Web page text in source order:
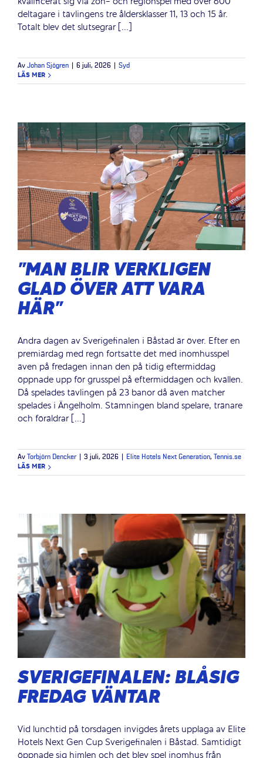
deltagare i tävlingens tre åldersklasser 11, 13 och 15 år.
Totalt blev det slutsegrar [...]
Av Johan Sjögren 6 juli, 2026 Syd
LÄS MER
”MAN BLIR VERKLIGEN
GLAD ÖVER ATT VARA
HÄR”
Andra dagen av Sverigefinalen i Båstad är över. Efter en
premiärdag med regn fortsatte det med inomhusspel
även på fredagen innan den på tidig eftermiddag
öppnade upp för grusspel på eftermiddagen och kvällen.
Då spelades tävlingen på 23 banor då även matcher
spelades i Ängelholm. Stämningen bland spelare, tränare
och föräldrar [...]
Av Torbjörn Dencker 3 juli, 2026 Elite Hotels Next Generation, Tennis.se
LÄS MER
SVERIGEFINALEN: BLÅSIG
FREDAG VÄNTAR
Vid lunchtid på torsdagen invigdes årets upplaga av Elite
Hotels Next Gen Cup Sverigefinalen i Båstad. Samtidigt